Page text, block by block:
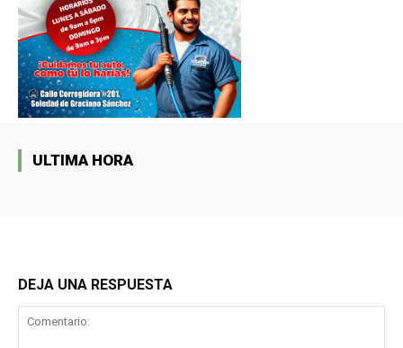
ULTIMA HORA
DEJA UNA RESPUESTA